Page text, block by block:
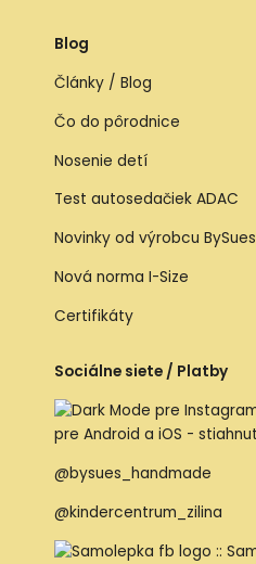
Blog
Články / Blog
Čo do pôrodnice
Nosenie detí
Test autosedačiek ADAC
Novinky od výrobcu BySues
Nová norma I-Size
Certifikáty
Sociálne siete / Platby
@bysues_handmade
@kindercentrum_zilina